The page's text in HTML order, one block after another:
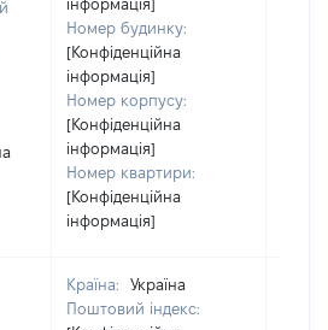
інформація]
Номер будинку:
[Конфіденційна
інформація]
Номер корпусу:
[Конфіденційна
інформація]
Номер квартири:
[Конфіденційна
інформація]
Країна:
Україна
Поштовий індекс: